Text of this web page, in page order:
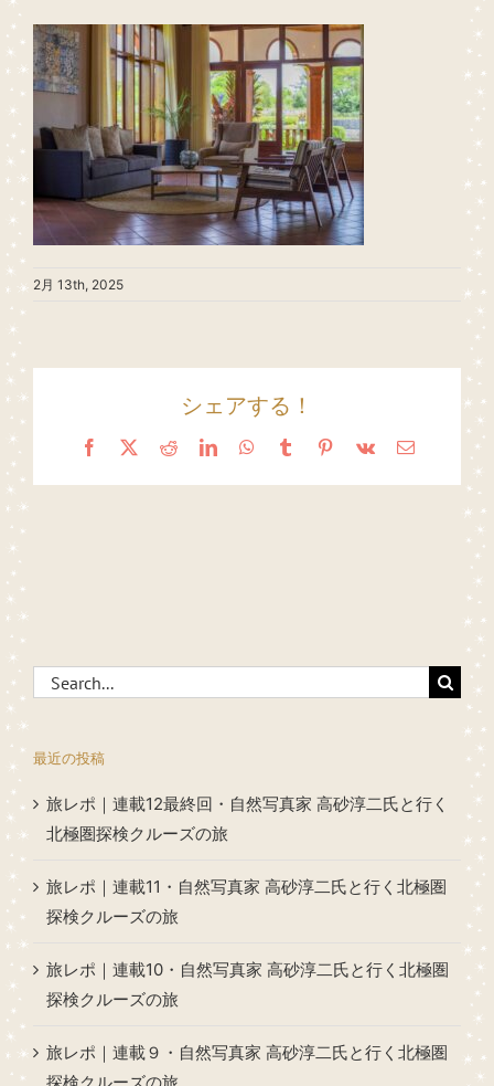
2月 13th, 2025
シェアする！
Facebook
X RedditLinkedInWhatsApp
TumblrPinterest
Vk Email
Search
for:
最近の投稿
旅レポ｜連載12最終回・自然写真家 高砂淳二氏と行く
北極圏探検クルーズの旅
旅レポ｜連載11・自然写真家 高砂淳二氏と行く北極圏
探検クルーズの旅
旅レポ｜連載10・自然写真家 高砂淳二氏と行く北極圏
探検クルーズの旅
旅レポ｜連載９・自然写真家 高砂淳二氏と行く北極圏